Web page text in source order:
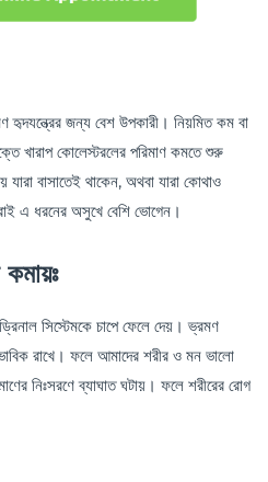
হৃদযন্ত্রের জন্য বেশ উপকারী। নিয়মিত কম বা
খারাপ কোলেস্টরলের পরিমাণ কমতে শুরু
বাসাতেই থাকেন, অথবা যারা কোথাও
এ ধরনের অসুখে বেশি ভোগেন।
সিস্টেমকে চাপে ফেলে দেয়। ভ্রমণ
রাখে। ফলে আমাদের শরীর ও মন ভালো
নিঃসরণে ব্যাঘাত ঘটায়। ফলে শরীরের রোগ